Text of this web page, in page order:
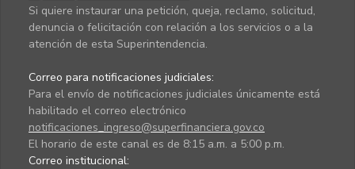
Si quiere instaurar una petición, queja, reclamo, solicitud,
denuncia o felicitación con relación a los servicios o a la
atención de esta Superintendencia.
Correo para notificaciones judiciales:
Para el envío de notificaciones judiciales únicamente está
habilitado el correo electrónico
notificaciones_ingreso@superfinanciera.gov.co
El horario de este canal es de 8:15 a.m. a 5:00 p.m.
Correo institucional: